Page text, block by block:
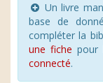
Un livre
base de
compléter la
une fiche pour
connecté.